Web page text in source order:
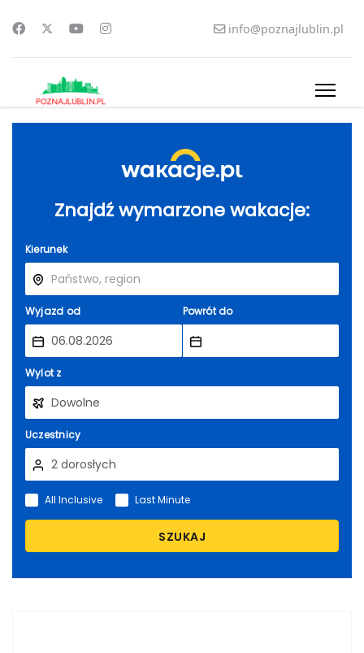
info@poznajlublin.pl
Znajdź wymarzone wakacje:
Kierunek
Wyjazd od Powrót do
Wylot z
Uczestnicy
SZUKAJ
All Inclusive Last Minute